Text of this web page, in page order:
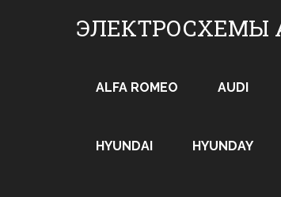
ЭЛЕКТРОСХЕМЫ
ALFA ROMEO AUDI
HYUNDAI HYUNDAY